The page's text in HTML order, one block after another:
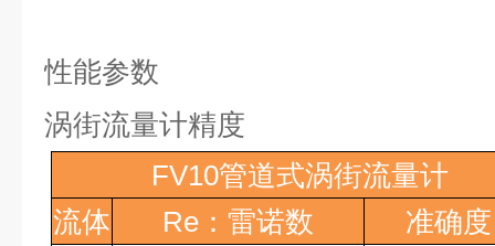
性能参数
涡街流量计精度
FV10管道式涡街流量计
流体
Re ：雷诺数 准确度